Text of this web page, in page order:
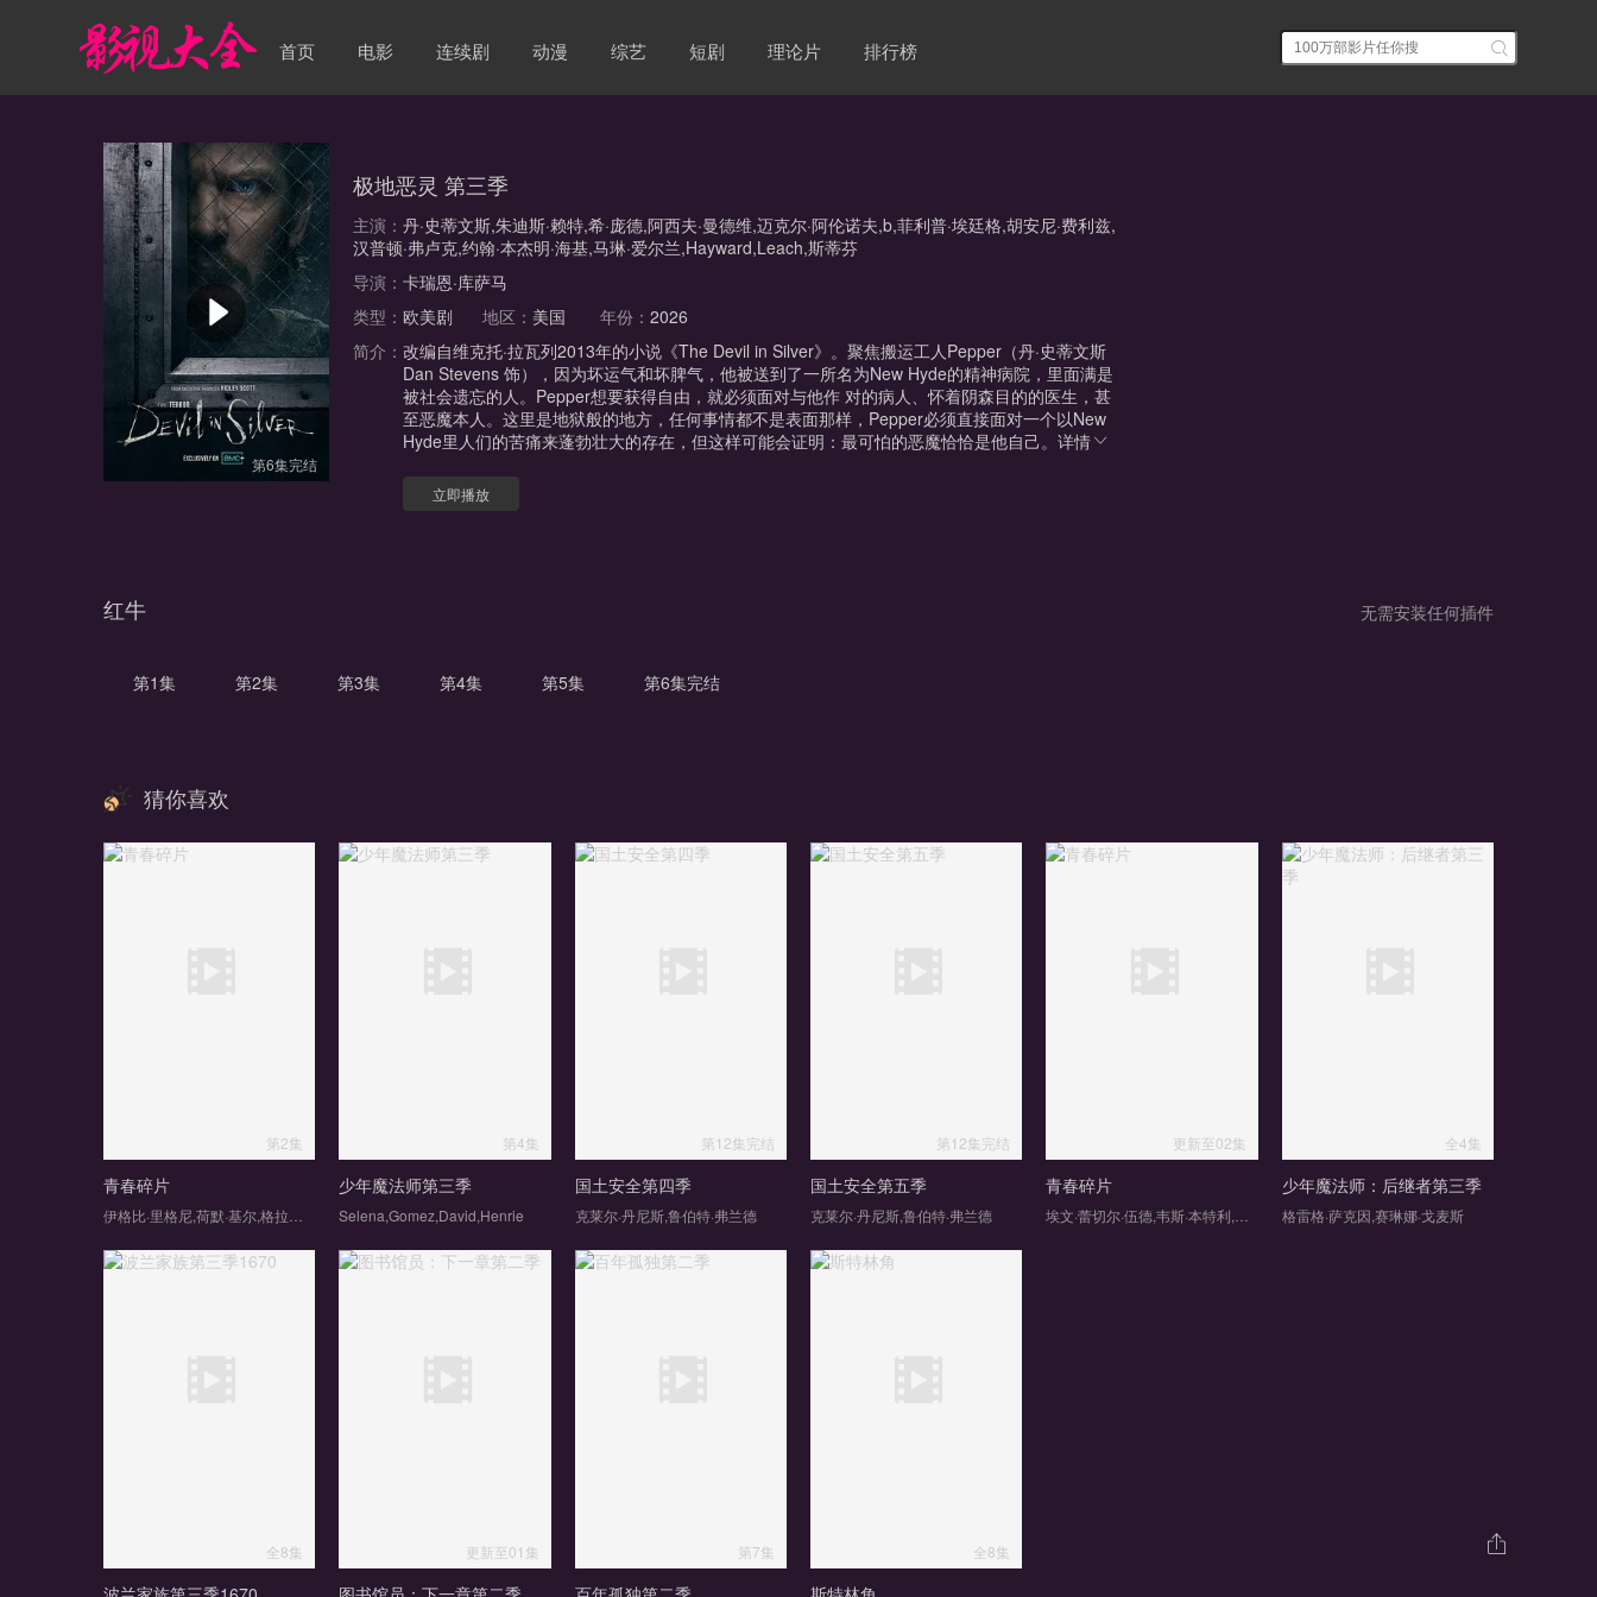
首页 电影 连续剧 动漫 综艺 短剧 理论片 排行榜
第6集完结
极地恶灵 第三季
主演：丹·史蒂文斯,朱迪斯·赖特,希·庞德,阿西夫·曼德维,迈克尔·阿伦诺夫,b,菲利普·埃廷格,胡安尼·费利兹,
汉普顿·弗卢克,约翰·本杰明·海基,马琳·爱尔兰,Hayward,Leach,斯蒂芬
导演：卡瑞恩·库萨马
类型：欧美剧 地区： 美国 年份：2026
简介：改编自维克托·拉瓦列2013年的小说《The Devil in Silver》。聚焦搬运工人Pepper（丹·史蒂文斯
Dan Stevens 饰），因为坏运气和坏脾气，他被送到了一所名为New Hyde的精神病院，里面满是
被社会遗忘的人。Pepper想要获得自由，就必须面对与他作 对的病人、怀着阴森目的的医生，甚
至恶魔本人。这里是地狱般的地方，任何事情都不是表面那样，Pepper必须直接面对一个以New
Hyde里人们的苦痛来蓬勃壮大的存在，但这样可能会证明：最可怕的恶魔恰恰是他自己。详情
立即播放
无需安装任何插件
红牛
第1集 第2集 第3集 第4集 第5集 第6集完结
猜你喜欢
第2集
青春碎片
第4集
少年魔法师第三季
Selena,Gomez,David,Henrie
第12集完结
国土安全第四季
克莱尔·丹尼斯,鲁伯特·弗兰德
第12集完结
国土安全第五季
克莱尔·丹尼斯,鲁伯特·弗兰德
更新至02集
青春碎片
全4集
少年魔法师：后继者第三季
格雷格·萨克因,赛琳娜·戈麦斯
全8集 更新至01集 第7集 全8集